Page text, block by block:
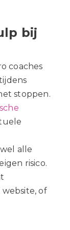
bij
coaches
stoppen.
alle
risico.
of